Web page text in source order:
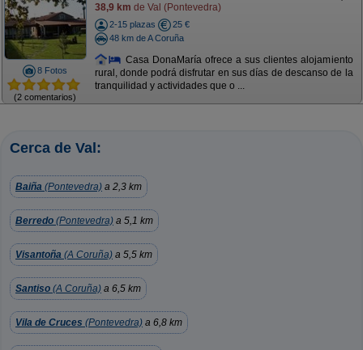
8 Fotos
(2 comentarios)
38,9 km de Val (Pontevedra)
2-15 plazas
25 €
48 km de A Coruña
Casa DonaMaría ofrece a sus clientes alojamiento
rural, donde podrá disfrutar en sus días de descanso de la
tranquilidad y actividades que o ...
Cerca de Val:
Baiña (Pontevedra) a 2,3 km
Berredo (Pontevedra) a 5,1 km
Visantoña (A Coruña) a 5,5 km
Santiso (A Coruña) a 6,5 km
Vila de Cruces (Pontevedra) a 6,8 km